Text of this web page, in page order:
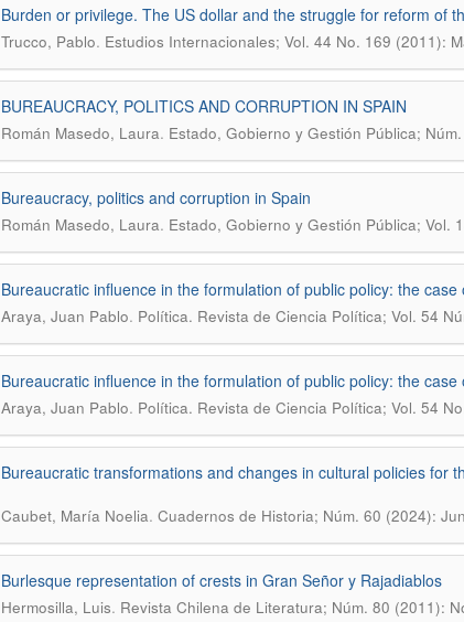
Burden or privilege. The US dollar and the struggle for reform of
Trucco, Pablo. Estudios Internacionales; Vol. 44 No. 169 (2011):
BUREAUCRACY, POLITICS AND CORRUPTION IN SPAIN
Román Masedo, Laura. Estado, Gobierno y Gestión Pública;
Bureaucracy, politics and corruption in Spain
Román Masedo, Laura. Estado, Gobierno y Gestión Pública; Vol.
Bureaucratic influence in the formulation of public policy: the
Araya, Juan Pablo. Política. Revista de Ciencia Política; Vol. 54
Bureaucratic influence in the formulation of public policy: the
Araya, Juan Pablo. Política. Revista de Ciencia Política; Vol. 54
Bureaucratic transformations and changes in cultural policies for
Caubet, María Noelia. Cuadernos de Historia; Núm. 60 (2024):
Burlesque representation of crests in Gran Señor y Rajadiablos
Hermosilla, Luis. Revista Chilena de Literatura; Núm. 80 (2011):